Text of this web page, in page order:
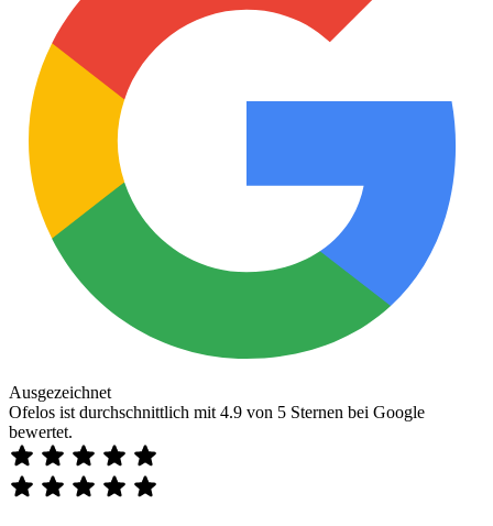
Ausgezeichnet
Ofelos ist durchschnittlich mit 4.9 von 5 Sternen bei Google
bewertet.